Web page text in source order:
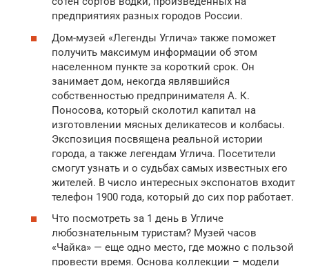
предприятиях разных городов России.
Дом-музей «Легенды Углича» также поможет
получить максимум информации об этом
населенном пункте за короткий срок. Он
занимает дом, некогда являвшийся
собственностью предпринимателя А. К.
Поносова, который сколотил капитал на
изготовлении мясных деликатесов и колбасы.
Экспозиция посвящена реальной истории
города, а также легендам Углича. Посетители
смогут узнать и о судьбах самых известных его
жителей. В число интересных экспонатов входит
телефон 1900 года, который до сих пор работает.
Что посмотреть за 1 день в Угличе
любознательным туристам? Музей часов
«Чайка» — еще одно место, где можно с пользой
провести время. Основа коллекции – модели